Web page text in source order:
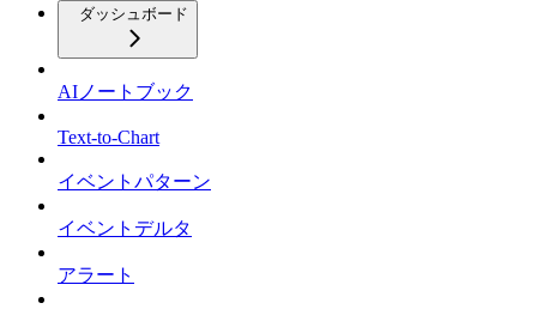
ダッシュボード
AIノートブック
Text-to-Chart
イベントパターン
イベントデルタ
アラート